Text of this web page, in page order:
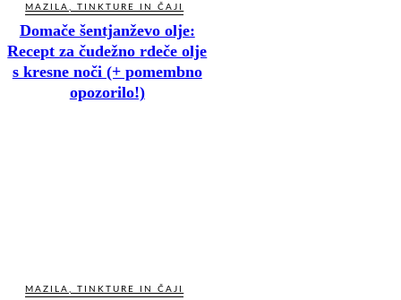
MAZILA, TINKTURE IN ČAJI
Domače šentjanževo olje:
Recept za čudežno rdeče olje
s kresne noči (+ pomembno
opozorilo!)
MAZILA, TINKTURE IN ČAJI